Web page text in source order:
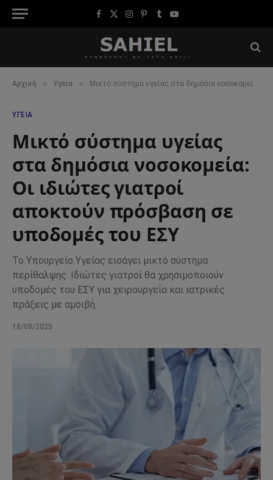
Facebook
X
Instagram
Pinterest
TumblrYouTube
Αρχική » Υγεία » Μικτό σύστημα υγείας στα δημόσια νοσοκομεία: Οι ιδιώτες γιατροί αποκτούν πρόσβαση σε υποδομές του ΕΣΥ
ΥΓΕΊΑ
Μικτό σύστημα υγείας
στα δημόσια νοσοκομεία:
Οι ιδιώτες γιατροί
αποκτούν πρόσβαση σε
υποδομές του ΕΣΥ
Το Υπουργείο Υγείας εισάγει μικτό σύστημα
περίθαλψης. Ιδιώτες γιατροί θα χρησιμοποιούν
υποδομές του ΕΣΥ για χειρουργεία και ιατρικές
πράξεις με αμοιβή.
18/08/2025